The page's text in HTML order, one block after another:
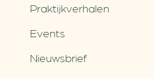
Praktijkverhalen
Events
Nieuwsbrief